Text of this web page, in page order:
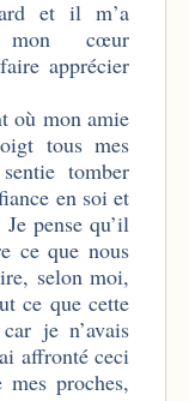
et il m’a
mon cœur
apprécier
où mon amie
tous mes
tomber
en soi et
pense qu’il
ce que nous
selon moi,
ce que cette
je n’avais
affronté ceci
proches,